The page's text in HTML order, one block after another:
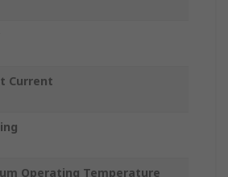
Current
Operating Temperature